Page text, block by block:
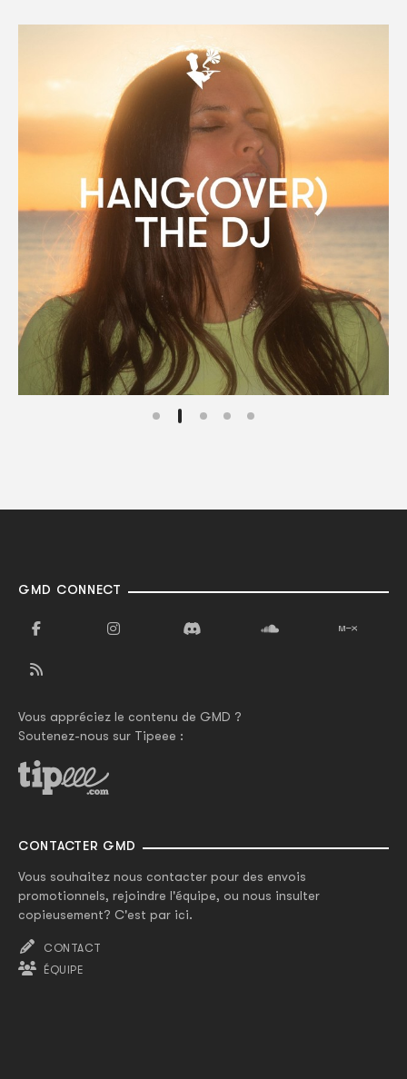
GMD CONNECT
Vous appréciez le contenu de GMD ?
Soutenez-nous sur Tipeee :
CONTACTER GMD
Vous souhaitez nous contacter pour des envois
promotionnels, rejoindre l'équipe, ou nous insulter
copieusement? C'est par ici.
CONTACT
ÉQUIPE